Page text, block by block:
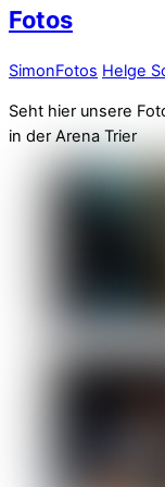
Fotos
SimonFotos Helge
Seht hier unsere
in der Arena Trier